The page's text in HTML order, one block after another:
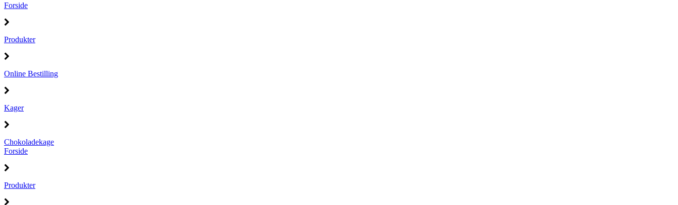
Forside
Produkter
Online Bestilling
Kager
Chokoladekage
Forside
Produkter